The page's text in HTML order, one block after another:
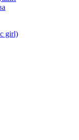
girl)